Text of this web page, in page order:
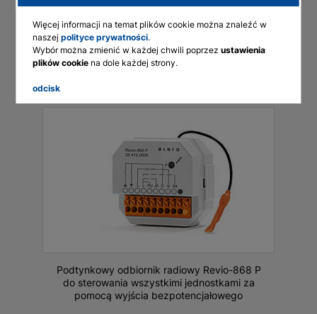
Więcej informacji na temat plików cookie można znaleźć w
naszejpolityce prywatności.
Wybór można zmienić w każdej chwili poprzezustawienia
plików cookie na dole każdej strony.
odcisk
Francais
Polski
Centrale sterujące
Bezprzewodowe
Typ Odbiornik
Podtynkowy odbiornik radiowy Revio-868 P
do sterowania wszystkimi jednostkami za
pomocą wyjścia bezpotencjałowego